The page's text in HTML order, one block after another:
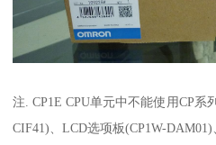
注. CP1E CPU单元中不能使用CP系
CIF41)、LCD选项板(CP1W-DAM01)